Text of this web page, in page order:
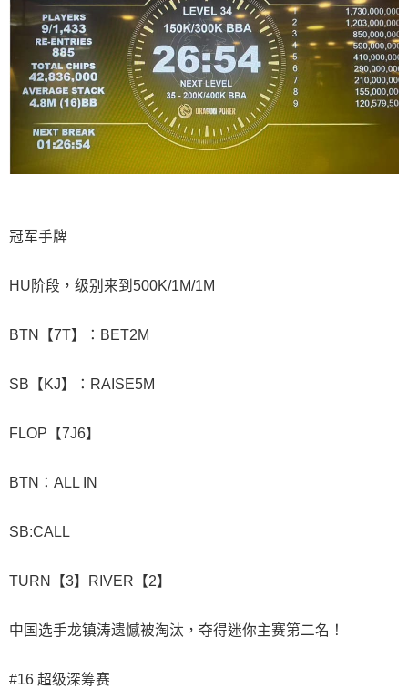
冠军手牌
HU阶段，级别来到500K/1M/1M
BTN【7T】：BET2M
SB【KJ】：RAISE5M
FLOP【7J6】
BTN：ALL IN
SB:CALL
TURN【3】RIVER【2】
中国选手龙镇涛遗憾被淘汰，夺得迷你主赛第二名！
#16 超级深筹赛